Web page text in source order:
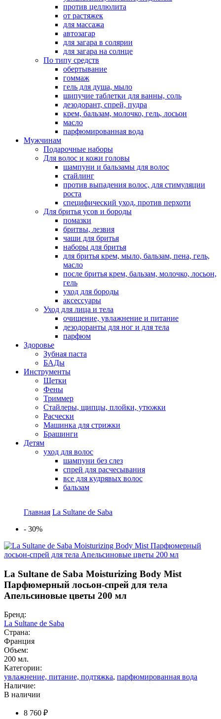
против целлюлита
от растяжек
для массажа
автозагар
для загара в солярии
для загара на солнце
По типу средств
обертывание
гоммаж
гель для душа, мыло
шипучие таблетки для ванны, соль
дезодорант, спрей, пудра
крем, бальзам, молочко, гель, лосьон
масло
парфюмированная вода
Мужчинам
Подарочные наборы
Для волос и кожи головы
шампуни и бальзамы для волос
стайлинг
против выпадения волос, для стимуляции
роста
специфический уход, против перхоти
Для бритья усов и бороды
помазки
бритвы, лезвия
чаши для бритья
наборы для бритья
для бритья крем, мыло, бальзам, пена, гель,
масло
после бритья крем, бальзам, молочко, лосьон,
гель
уход для бороды
аксессуары
Уход для лица и тела
очищение, увлажнение и питание
дезодоранты для ног и для тела
парфюм
Здоровье
Зубная паста
БАДы
Инструменты
Щетки
Фены
Триммер
Стайлеры, щипцы, плойки, утюжки
Расчески
Машинка для стрижки
Брашинги
Детям
уход для волос
шампуни без слез
спрей для расчесывания
все для кудрявых волос
бальзам
Вы здесь
Главная La Sultane de Saba
- 30%
La Sultane de Saba Moisturizing Body Mist
Парфюмерный лосьон-спрей для тела
Апельсиновые цветы 200 мл
Бренд:
La Sultane de Saba
Страна:
Франция
Объем:
200 мл.
Категории:
увлажнение, питание, подтяжка, парфюмированная вода
Наличие:
В наличии
8 760 ₽